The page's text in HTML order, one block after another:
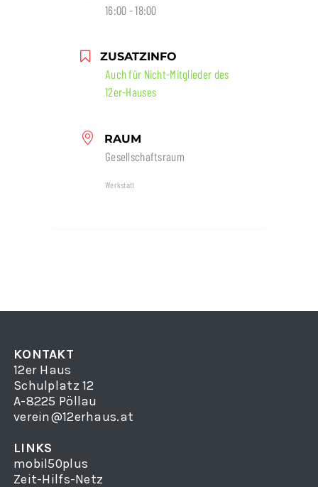
16:00 - 18:00
ZUSATZINFO
Auch für Nicht-Mitglieder des
12er-Hauses
RAUM
Gesellschaftsraum
Werkstatt
KONTAKT
12er Haus
Schulplatz 12
A-8225 Pöllau
verein@12erhaus.at
LINKS
mobil50plus
Zeit-Hilfs-Netz